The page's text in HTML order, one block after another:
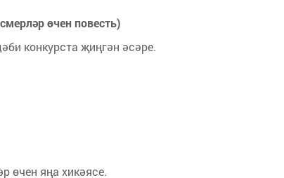
өчен повесть)
конкурста җиңгән әсәре.
өчен яңа хикәясе.